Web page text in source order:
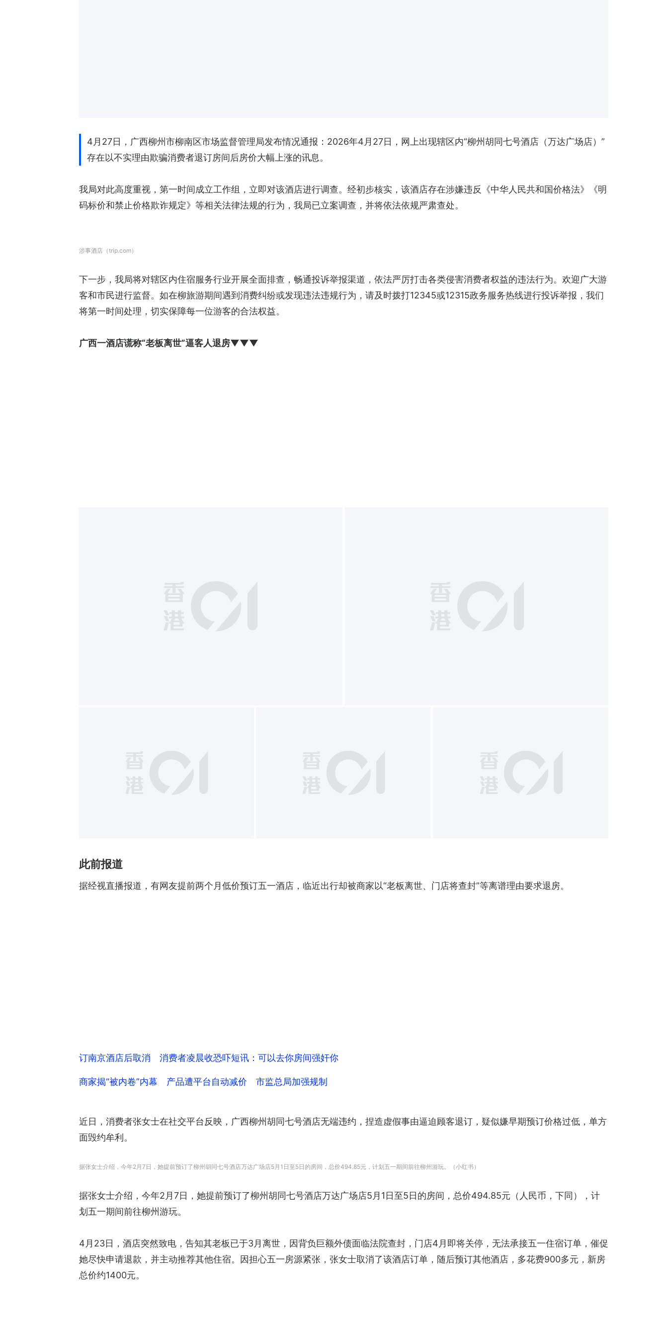
4月27日，广西柳州市柳南区市场监督管理局发布情况通报：2026年4月27日，网上出现辖区内“柳州胡同七号酒店（万达广场店）”
存在以不实理由欺骗消费者退订房间后房价大幅上涨的讯息。
我局对此高度重视，第一时间成立工作组，立即对该酒店进行调查。经初步核实，该酒店存在涉嫌违反《中华人民共和国价格法》《明
码标价和禁止价格欺诈规定》等相关法律法规的行为，我局已立案调查，并将依法依规严肃查处。
涉事酒店（trip.com）
下一步，我局将对辖区内住宿服务行业开展全面排查，畅通投诉举报渠道，依法严厉打击各类侵害消费者权益的违法行为。欢迎广大游
客和市民进行监督。如在柳旅游期间遇到消费纠纷或发现违法违规行为，请及时拨打12345或12315政务服务热线进行投诉举报，我们
将第一时间处理，切实保障每一位游客的合法权益。
广西一酒店谎称“老板离世”逼客人退房▼▼▼
此前报道
据经视直播报道，有网友提前两个月低价预订五一酒店，临近出行却被商家以“老板离世、门店将查封”等离谱理由要求退房。
订南京酒店后取消 消费者凌晨收恐吓短讯：可以去你房间强奸你
商家揭“被内卷”内幕 产品遭平台自动减价 市监总局加强规制
近日，消费者张女士在社交平台反映，广西柳州胡同七号酒店无端违约，捏造虚假事由逼迫顾客退订，疑似嫌早期预订价格过低，单方
面毁约牟利。
据张女士介绍，今年2月7日，她提前预订了柳州胡同七号酒店万达广场店5月1日至5日的房间，总价494.85元，计划五一期间前往柳州游玩。（小红书）
据张女士介绍，今年2月7日，她提前预订了柳州胡同七号酒店万达广场店5月1日至5日的房间，总价494.85元（人民币，下同），计
划五一期间前往柳州游玩。
4月23日，酒店突然致电，告知其老板已于3月离世，因背负巨额外债面临法院查封，门店4月即将关停，无法承接五一住宿订单，催促
她尽快申请退款，并主动推荐其他住宿。因担心五一房源紧张，张女士取消了该酒店订单，随后预订其他酒店，多花费900多元，新房
总价约1400元。